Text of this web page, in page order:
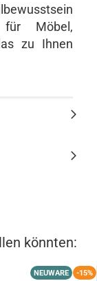
Möbel,
zu Ihnen
könnten:
NEUWARE -15%